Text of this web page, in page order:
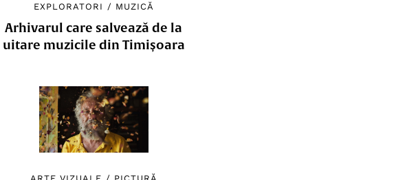
EXPLORATORI / MUZICĂ
Arhivarul care salvează de la
uitare muzicile din Timișoara